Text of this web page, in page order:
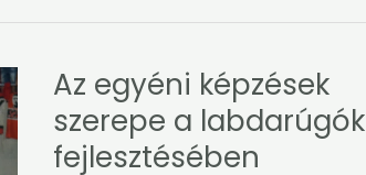
Az egyéni képzések
szerepe a labdarúgók
fejlesztésében
Az
képzések
szerepe